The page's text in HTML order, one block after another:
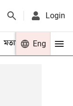
Login
মতামত খেলা
Eng